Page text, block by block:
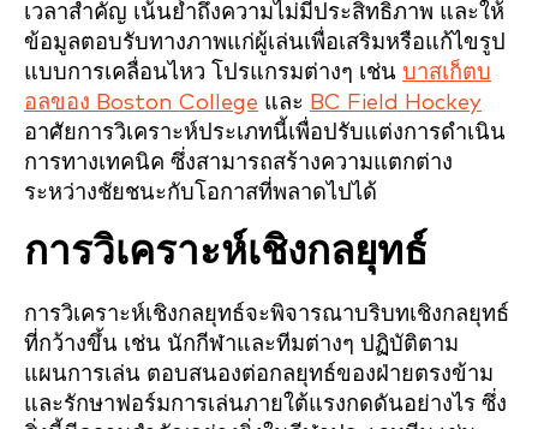
เวลาสำคัญ เน้นย้ำถึงความไม่มีประสิทธิภาพ และให้
ข้อมูลตอบรับทางภาพแก่ผู้เล่นเพื่อเสริมหรือแก้ไขรูป
แบบการเคลื่อนไหว โปรแกรมต่างๆ เช่น บาสเก็ตบ
อลของ Boston College และ BC Field Hockey
อาศัยการวิเคราะห์ประเภทนี้เพื่อปรับแต่งการดำเนิน
การทางเทคนิค ซึ่งสามารถสร้างความแตกต่าง
ระหว่างชัยชนะกับโอกาสที่พลาดไปได้
การวิเคราะห์เชิงกลยุทธ์
การวิเคราะห์เชิงกลยุทธ์จะพิจารณาบริบทเชิงกลยุทธ์
ที่กว้างขึ้น เช่น นักกีฬาและทีมต่างๆ ปฏิบัติตาม
แผนการเล่น ตอบสนองต่อกลยุทธ์ของฝ่ายตรงข้าม
และรักษาฟอร์มการเล่นภายใต้แรงกดดันอย่างไร ซึ่ง